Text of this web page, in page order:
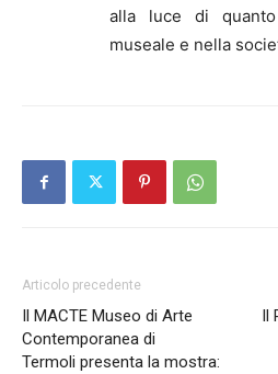
alla luce di
museale e nella
Articolo precedente
Il MACTE Museo di Arte
Contemporanea di
Termoli presenta la mostra: